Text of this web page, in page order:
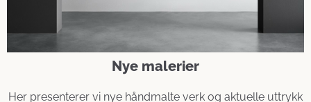
Nye malerier
Her presenterer vi nye håndmalte verk og aktuelle uttrykk